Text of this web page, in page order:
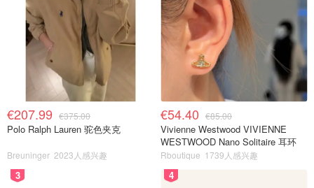
€207.99 €375.00
Polo Ralph Lauren 驼色夹克
Breuninger 2023人感兴趣
€54.40 €85.00
Vivienne Westwood VIVIENNE
WESTWOOD Nano Solitaire 耳环
Rboutique 1739人感兴趣
3 4